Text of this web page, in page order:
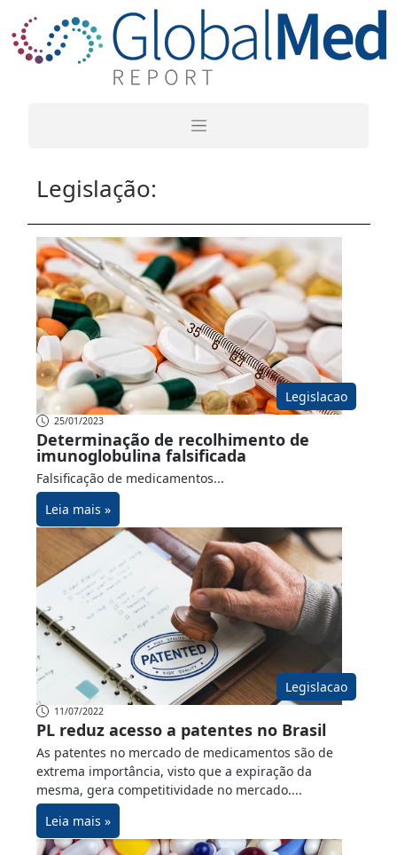
Legislação:
Legislacao
25/01/2023
Determinação de recolhimento de
imunoglobulina falsificada
Falsificação de medicamentos...
Leia mais »
Legislacao
11/07/2022
PL reduz acesso a patentes no Brasil
As patentes no mercado de medicamentos são de
extrema importância, visto que a expiração da
mesma, gera competitividade no mercado....
Leia mais »